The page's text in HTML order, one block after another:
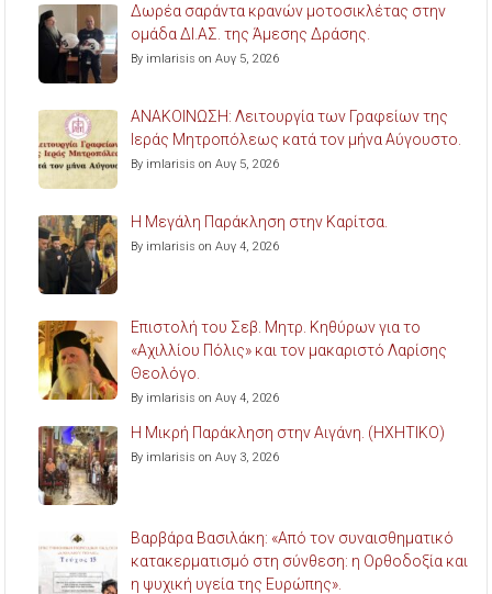
Δωρέα σαράντα κρανών μοτοσικλέτας στην
ομάδα ΔΙ.ΑΣ. της Άμεσης Δράσης.
By imlarisis on Αυγ 5, 2026
ΑΝΑΚΟΙΝΩΣΗ: Λειτουργία των Γραφείων της
Ιεράς Μητροπόλεως κατά τον μήνα Αύγουστο.
By imlarisis on Αυγ 5, 2026
Η Μεγάλη Παράκληση στην Καρίτσα.
By imlarisis on Αυγ 4, 2026
Επιστολή του Σεβ. Μητρ. Κηθύρων για το
«Αχιλλίου Πόλις» και τον μακαριστό Λαρίσης
Θεολόγο.
By imlarisis on Αυγ 4, 2026
Η Μικρή Παράκληση στην Αιγάνη. (ΗΧΗΤΙΚΟ)
By imlarisis on Αυγ 3, 2026
Βαρβάρα Βασιλάκη: «Από τον συναισθηματικό
κατακερματισμό στη σύνθεση: η Ορθοδοξία και
η ψυχική υγεία της Ευρώπης».